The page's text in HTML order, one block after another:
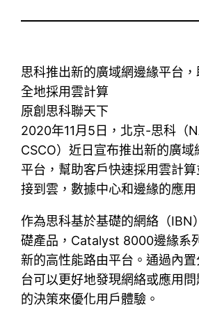
思科推出新的廣域網邊緣平台
全地採用雲計算
原創思科聯天下
2020年11月5日，北京-思科（
CSCO）近日宣布推出新的廣域
平台，幫助客戶快速採用雲計
接到雲，數據中心和邊緣的應用
作為思科基於基礎的網絡（IBN
礎產品，Catalyst 8000邊緣系
新的高性能路由平台。通過內
台可以更好地發現網絡或應用
的決策來優化用戶體驗。